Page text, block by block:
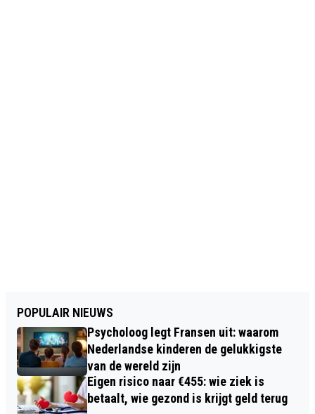
POPULAIR NIEUWS
Psycholoog legt Fransen uit: waarom
Nederlandse kinderen de gelukkigste
van de wereld zijn
Eigen risico naar €455: wie ziek is
betaalt, wie gezond is krijgt geld terug